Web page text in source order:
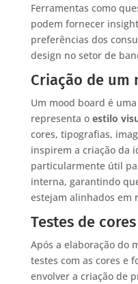
Ferramentas como
podem fornecer
preferências dos
design no setor de
Criação de um
Um mood board é
representa o estilo
cores, tipografias,
inspirem a criação da
particularmente útil
interna, garantindo
estejam alinhados em
Testes de
Após a elaboração do
testes com as cores e
envolver a criação de